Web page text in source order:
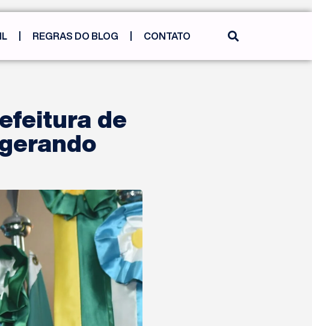
REGRAS DO BLOG CONTATO
de